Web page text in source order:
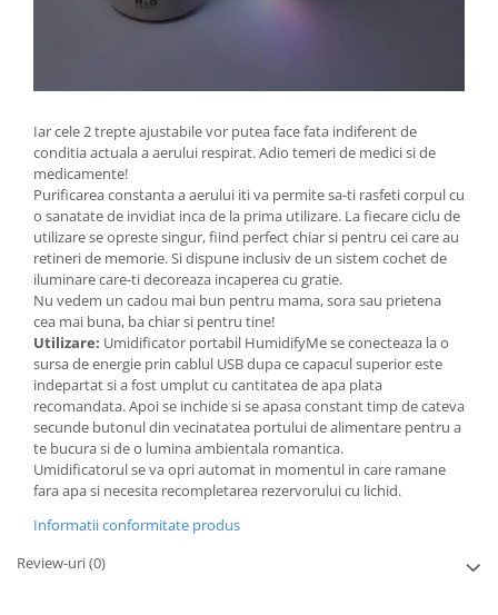
Iar cele 2 trepte ajustabile vor putea face fata indiferent de
conditia actuala a aerului respirat. Adio temeri de medici si de
medicamente!
Purificarea constanta a aerului iti va permite sa-ti rasfeti corpul cu
o sanatate de invidiat inca de la prima utilizare. La fiecare ciclu de
utilizare se opreste singur, fiind perfect chiar si pentru cei care au
retineri de memorie. Si dispune inclusiv de un sistem cochet de
iluminare care-ti decoreaza incaperea cu gratie.
Nu vedem un cadou mai bun pentru mama, sora sau prietena
cea mai buna, ba chiar si pentru tine!
Utilizare: Umidificator portabil HumidifyMe se conecteaza la o
sursa de energie prin cablul USB dupa ce capacul superior este
indepartat si a fost umplut cu cantitatea de apa plata
recomandata. Apoi se inchide si se apasa constant timp de cateva
secunde butonul din vecinatatea portului de alimentare pentru a
te bucura si de o lumina ambientala romantica.
Umidificatorul se va opri automat in momentul in care ramane
fara apa si necesita recompletarea rezervorului cu lichid.
Informatii conformitate produs
Review-uri(0)